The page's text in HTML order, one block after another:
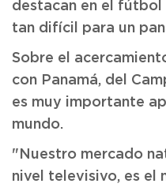
destacan en el fútbol
tan difícil para un
Sobre el
con Panamá, del
es muy importante
mundo.
"Nuestro mercado
nivel televisivo, es el